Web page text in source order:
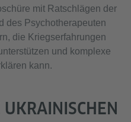
mit Ratschlägen der
des Psychotherapeuten
die Kriegserfahrungen
und komplexe
kann.